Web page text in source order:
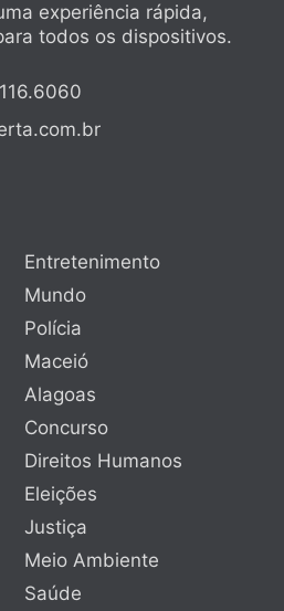
experiência rápida,
todos os dispositivos.
Entretenimento
Mundo
Polícia
Maceió
Alagoas
Concurso
Direitos Humanos
Eleições
Justiça
Meio Ambiente
Saúde